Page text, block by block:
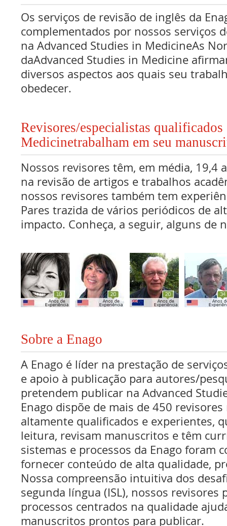
Os serviços de revisão de inglês da
complementados por nossos serviços
na Advanced Studies in MedicineAs
daAdvanced Studies in Medicine
diversos aspectos aos quais seu
obedecer.
Revisores/especialistas qualificados
Medicinetrabalham em seu
Nossos revisores têm, em média, 19,4
na revisão de artigos e trabalhos
nossos revisores também tem
Pares trazida de vários periódicos de
impacto. Conheça, a seguir, alguns de
Sobre a Enago
A Enago é líder na prestação de
e apoio à publicação para autores/
pretendem publicar na Advanced
Enago dispõe de mais de 450
altamente qualificados e experientes,
leitura, revisam manuscritos e têm
sistemas e processos da Enago foram
fornecer conteúdo de alta qualidade,
Nossa compreensão intuitiva dos
segunda língua (ISL), nossos revisores
processos centrados na qualidade
manuscritos prontos para publicar.